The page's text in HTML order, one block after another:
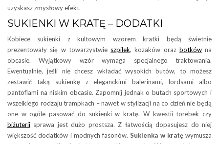
uzyskasz zmysłowy efekt.
SUKIENKI W KRATĘ – DODATKI
Kobiece sukienki z kultowym wzorem kratki będą świetnie
prezentowały się w towarzystwie szpilek, kozaków oraz botkówna
obcasie. Wyjątkowy wzór wymaga specjalnego traktowania.
Ewentualnie, jeśli nie chcesz wkładać wysokich butów, to możesz
zestawić taką sukienkę z eleganckimi balerinami, lordsami albo
pantoflami na niskim obcasie. Zapomnij jednak o butach sportowych i
wszelkiego rodzaju trampkach – nawet w stylizacji na co dzień nie będą
one w ogóle pasować do sukienki w kratę. W kwestii torebek czy
biżuterii sprawa jest dużo prostsza. Z łatwością dopasujesz do niej
większość dodatków i modnych fasonów.Sukienka w kratęwymusza